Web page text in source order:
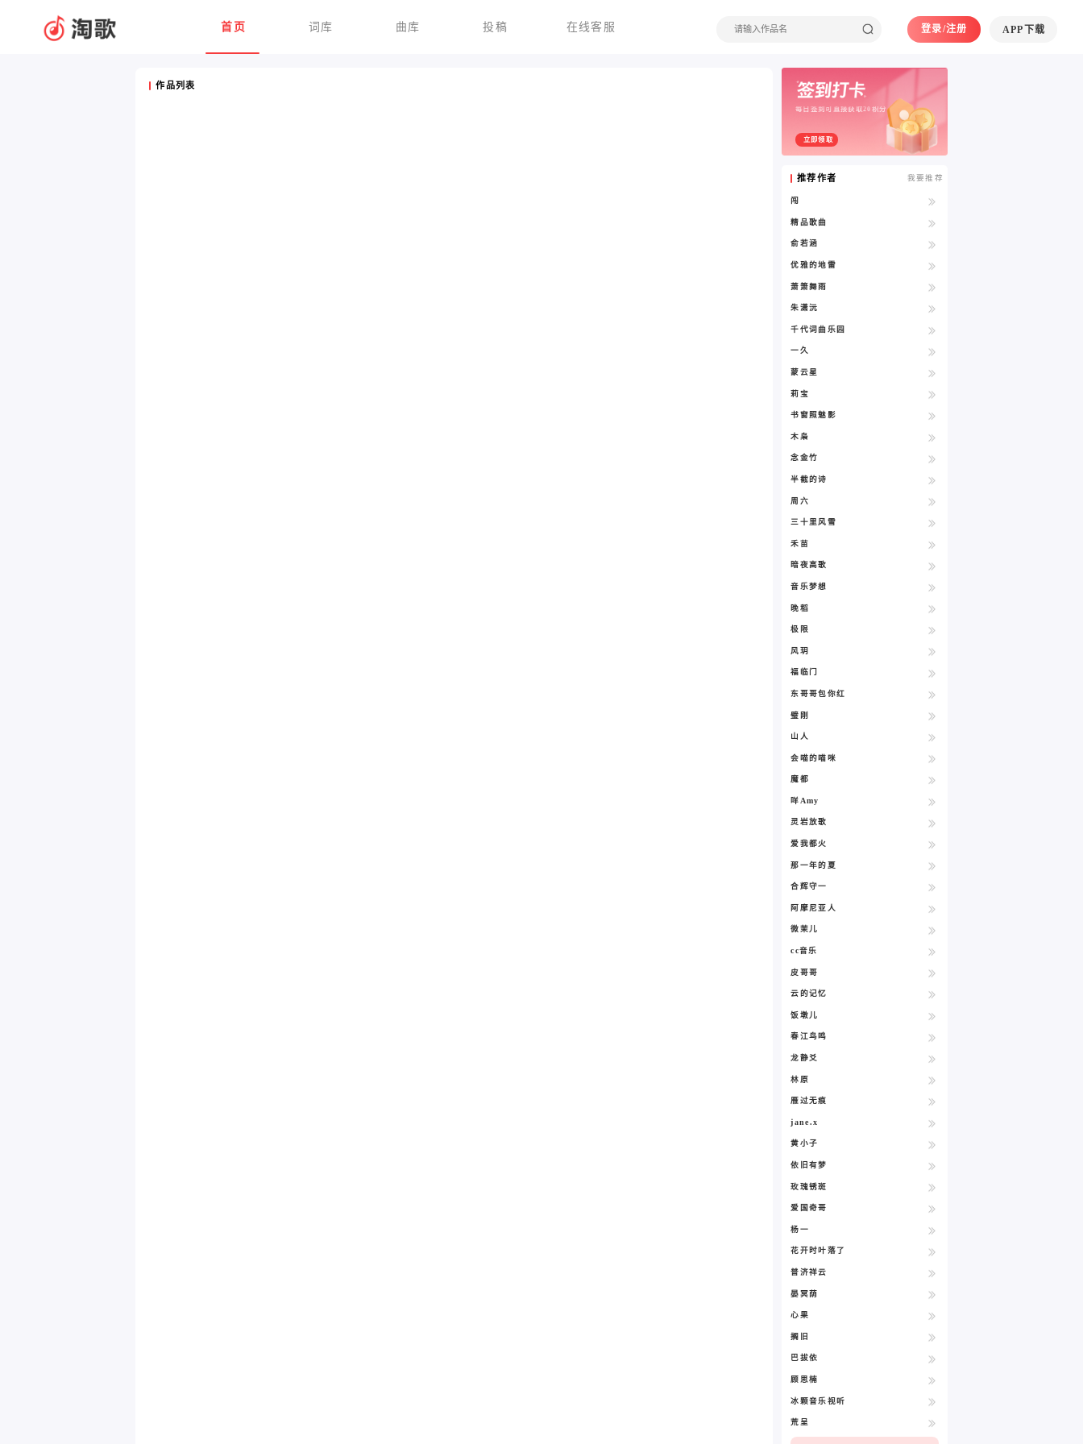
首页 词库 曲库 投稿 在线客服 登录/注册 APP下载
作品列表
每日签到可直接获取20积分
立即领取
推荐作者 我要推荐
闯
精品歌曲
俞若涵
优雅的地雷
萧箫舞雨
朱潇沅
千代词曲乐园
一久
蒙云星
莉宝
书窗照魅影
木枭
念金竹
半截的诗
周六
三十里风雪
禾苗
暗夜高歌
音乐梦想
晚稻
极限
风玥
福临门
东哥哥包你红
璧刚
山人
会喵的喵咪
魔都
咩Amy
灵岩放歌
爱我都火
那一年的夏
合辉守一
阿摩尼亚人
微茉儿
cc音乐
皮哥哥
云的记忆
饭墩儿
春江鸟鸣
龙静爻
林原
雁过无痕
jane.x
黄小子
依旧有梦
玫瑰锈斑
爱国奇哥
杨一
花开时叶落了
普济祥云
晏冥荫
心果
搁旧
巴拔依
顾思楠
冰颗音乐视听
荒呈